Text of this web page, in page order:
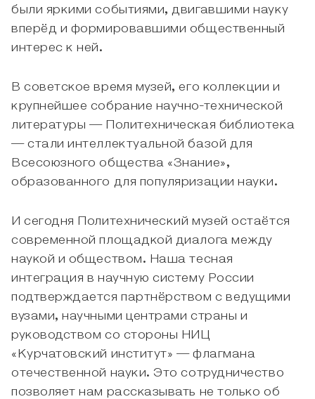
были яркими событиями, двигавшими науку
вперёд и формировавшими общественный
интерес к ней.
В советское время музей, его коллекции и
крупнейшее собрание научно-технической
литературы — Политехническая библиотека
— стали интеллектуальной базой для
Всесоюзного общества «Знание»,
образованного для популяризации науки.
И сегодня Политехнический музей остаётся
современной площадкой диалога между
наукой и обществом. Наша тесная
интеграция в научную систему России
подтверждается партнёрством с ведущими
вузами, научными центрами страны и
руководством со стороны НИЦ
«Курчатовский институт» — флагмана
отечественной науки. Это сотрудничество
позволяет нам рассказывать не только об